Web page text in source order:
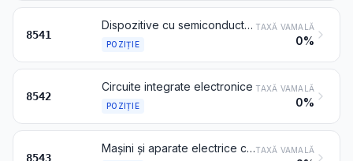
8541
Dispozitive cu semiconductor (de exemplu diode, tranzistori, traductoare cu semiconductor); dispozitive fotosensibile semiconductoare, inclusiv celule fotovoltaice chiar asamblate în module sau montate în panouri; diode emițătoare de lumină (LED), asamblate sau nu cu alte diode emițătoare de lumină (LED); cristale piezoelectrice montate
POZIȚIE
TAXĂ VAMALĂ
0%
8542
Circuite integrate electronice
POZIȚIE
TAXĂ VAMALĂ
0%
8543
Mașini și aparate electrice care au o funcție proprie, nedenumite și necuprinse în altă parte în acest capitolTAXĂ VAMALĂ